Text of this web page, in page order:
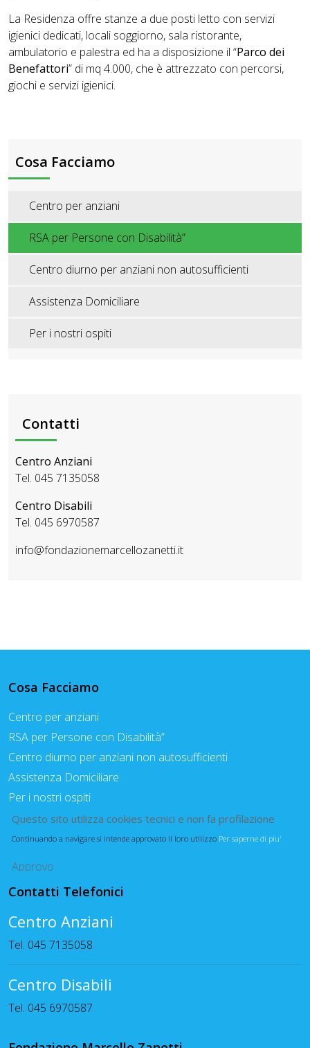
La Residenza offre stanze a due posti letto con servizi
igienici dedicati, locali soggiorno, sala ristorante,
ambulatorio e palestra ed ha a disposizione il “Parco dei
Benefattori” di mq 4.000, che è attrezzato con percorsi,
giochi e servizi igienici.
Cosa Facciamo
Centro per anziani
RSA per Persone con Disabilità”
Centro diurno per anziani non autosufficienti
Assistenza Domiciliare
Per i nostri ospiti
Contatti
Centro Anziani
Tel. 045 7135058
Centro Disabili
Tel. 045 6970587
info@fondazionemarcellozanetti.it
Cosa Facciamo
Centro per anziani
RSA per Persone con Disabilità”
Centro diurno per anziani non autosufficienti
Assistenza Domiciliare
Per i nostri ospiti
Questo sito utilizza cookies tecnici e non fa profilazione
Continuando a navigare si intende approvato il loro utilizzo Per saperne di piu'
Approvo
Contatti Telefonici
Centro Anziani
Tel. 045 7135058
Centro Disabili
Tel. 045 6970587